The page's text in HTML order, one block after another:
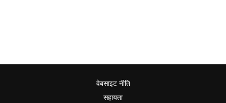
वेबसाइट नीति
सहायता